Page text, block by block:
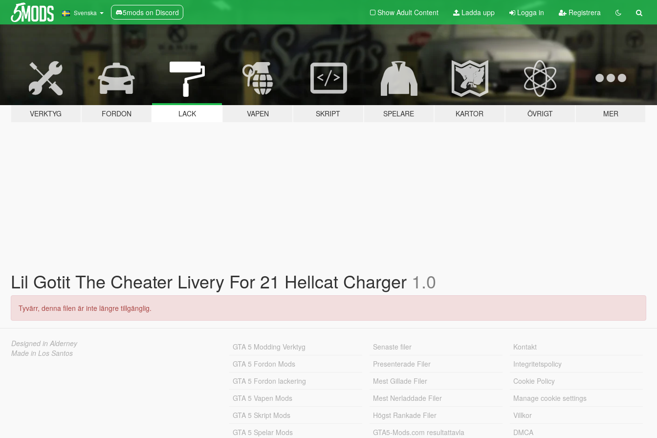
Svenska 5mods on Discord Show Adult Content Ladda upp Logga in Registrera
VERKTYG FORDON LACK VAPEN SKRIPT SPELARE KARTOR ÖVRIGT MER
Lil Gotit The Cheater Livery For 21 Hellcat Charger 1.0
Tyvärr, denna filen är inte längre tillgänglig.
Designed in Alderney
Made in Los Santos
GTA 5 Modding Verktyg
GTA 5 Fordon Mods
GTA 5 Fordon lackering
GTA 5 Vapen Mods
GTA 5 Skript Mods
GTA 5 Spelar Mods
Senaste filer
Presenterade Filer
Mest Gillade Filer
Mest Nerladdade Filer
Högst Rankade Filer
GTA5-Mods.com resultattavla
Kontakt
Integritetspolicy
Cookie Policy
Manage cookie settings
Villkor
DMCA